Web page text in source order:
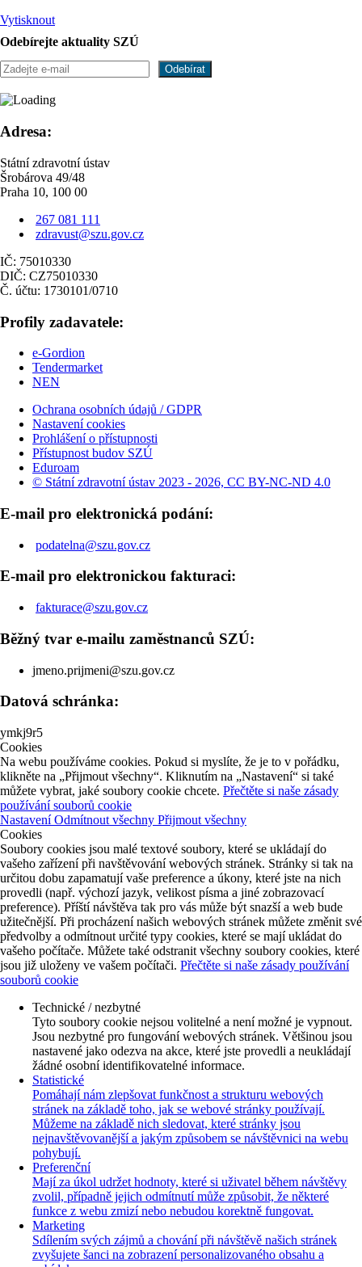
Vytisknout
Odebírejte aktuality SZÚ
Adresa:
Státní zdravotní ústav
Šrobárova 49/48
Praha 10, 100 00
267 081 111
zdravust@szu.gov.cz
IČ: 75010330
DIČ: CZ75010330
Č. účtu: 1730101/0710
Profily zadavatele:
e-Gordion
Tendermarket
NEN
Ochrana osobních údajů / GDPR
Nastavení cookies
Prohlášení o přístupnosti
Přístupnost budov SZÚ
Eduroam
© Státní zdravotní ústav 2023 - 2026, CC BY-NC-ND 4.0
E-mail pro elektronická podání:
podatelna@szu.gov.cz
E-mail pro elektronickou fakturaci:
fakturace@szu.gov.cz
Běžný tvar e-mailu zaměstnanců SZÚ:
jmeno.prijmeni@szu.gov.cz
Datová schránka:
ymkj9r5
Cookies
Na webu používáme cookies. Pokud si myslíte, že je to v pořádku,
klikněte na „Přijmout všechny“. Kliknutím na „Nastavení“ si také
můžete vybrat, jaké soubory cookie chcete. Přečtěte si naše zásady
používání souborů cookie
NastaveníOdmítnout všechny Přijmout všechny
Cookies
Soubory cookies jsou malé textové soubory, které se ukládají do
vašeho zařízení při navštěvování webových stránek. Stránky si tak na
určitou dobu zapamatují vaše preference a úkony, které jste na nich
provedli (např. výchozí jazyk, velikost písma a jiné zobrazovací
preference). Příští návštěva tak pro vás může být snazší a web bude
užitečnější. Při procházení našich webových stránek můžete změnit své
předvolby a odmítnout určité typy cookies, které se mají ukládat do
vašeho počítače. Můžete také odstranit všechny soubory cookies, které
jsou již uloženy ve vašem počítači. Přečtěte si naše zásady používání
souborů cookie
Technické / nezbytné
Tyto soubory cookie nejsou volitelné a není možné je vypnout.
Jsou nezbytné pro fungování webových stránek. Většinou jsou
nastavené jako odezva na akce, které jste provedli a neukládají
žádné osobní identifikovatelné informace.
Statistické
Pomáhají nám zlepšovat funkčnost a strukturu webových
stránek na základě toho, jak se webové stránky používají.
Můžeme na základě nich sledovat, které stránky jsou
nejnavštěvovanější a jakým způsobem se návštěvnici na webu
pohybují.
Preferenční
Mají za úkol udržet hodnoty, které si uživatel během návštěvy
zvolil, případně jejich odmítnutí může způsobit, že některé
funkce z webu zmizí nebo nebudou korektně fungovat.
Marketing
Sdílením svých zájmů a chování při návštěvě našich stránek
zvyšujete šanci na zobrazení personalizovaného obsahu a